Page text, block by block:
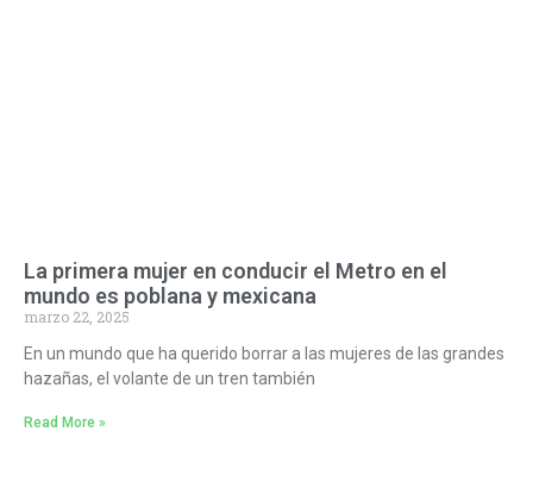
La primera mujer en conducir el Metro en el
mundo es poblana y mexicana
marzo 22, 2025
En un mundo que ha querido borrar a las mujeres de las grandes
hazañas, el volante de un tren también
Read More »